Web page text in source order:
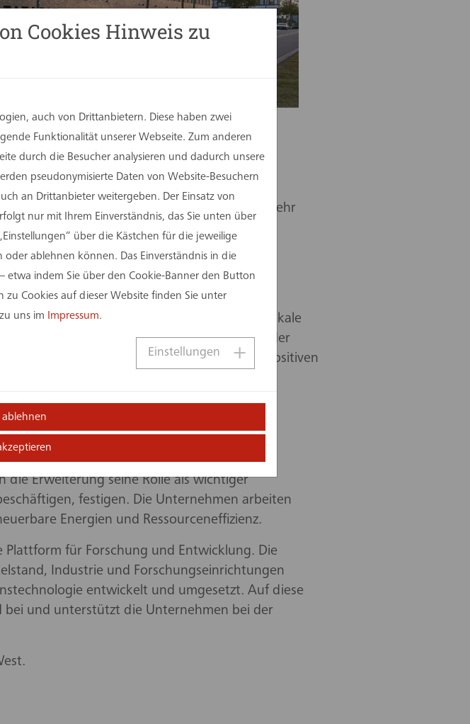
West ist erweitert worden und bietet jetzt mehr
Produktionstechnologie. Im Beisein von
nun feierlich eröffnet worden.
im Bereich der
PHOENIX West und treibt seitdem die
der Produktionstechnologie und stärkt das lokale
Bereich. Bei der Eröffnungsfeier betonte der
Bauabschnitts des ZfP ein Ausdruck der positiven
Dortmund ist.
entstanden, davon sind rund 2.000 qm
damit nun über rund 10.000 qm
für Wachstum und Entwicklung finden.
die Erweiterung seine Rolle als wichtiger
festigen. Die Unternehmen arbeiten
Energien und Ressourceneffizienz.
für Forschung und Entwicklung. Die
Industrie und Forschungseinrichtungen
entwickelt und umgesetzt. Auf diese
bei und unterstützt die Unternehmen bei der
Cookies Hinweis zu
auch von Drittanbietern. Diese haben zwei
Funktionalität unserer Webseite. Zum anderen
durch die Besucher analysieren und dadurch unsere
pseudonymisierte Daten von Website-Besuchern
an Drittanbieter weitergeben. Der Einsatz von
nur mit Ihrem Einverständnis, das Sie unten über
über die Kästchen für die jeweilige
ablehnen können. Das Einverständnis in die
indem Sie über den Cookie-Banner den Button
Cookies auf dieser Website finden Sie unter
uns im Impressum.
Einstellungen
ablehnen